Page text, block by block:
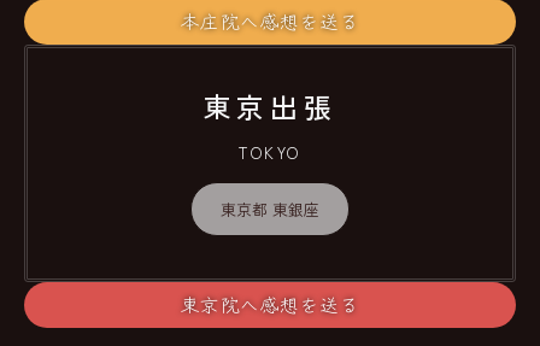
本庄院へ感想を送る
東京出張
TOKYO
東京都 東銀座
東京院へ感想を送る